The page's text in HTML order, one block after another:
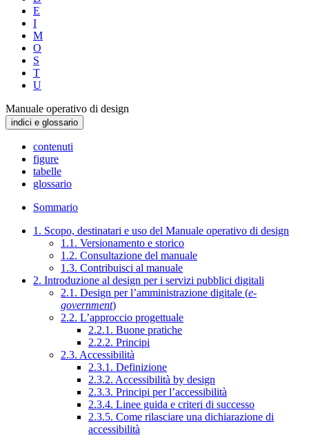
E
I
M
O
S
T
U
Manuale operativo di design
indici e glossario
contenuti
figure
tabelle
glossario
Sommario
1. Scopo, destinatari e uso del Manuale operativo di design
1.1. Versionamento e storico
1.2. Consultazione del manuale
1.3. Contribuisci al manuale
2. Introduzione al design per i servizi pubblici digitali
2.1. Design per l’amministrazione digitale (e-
government)
2.2. L’approccio progettuale
2.2.1. Buone pratiche
2.2.2. Principi
2.3. Accessibilità
2.3.1. Definizione
2.3.2. Accessibilità by design
2.3.3. Principi per l’accessibilità
2.3.4. Linee guida e criteri di successo
2.3.5. Come rilasciare una dichiarazione di
accessibilità